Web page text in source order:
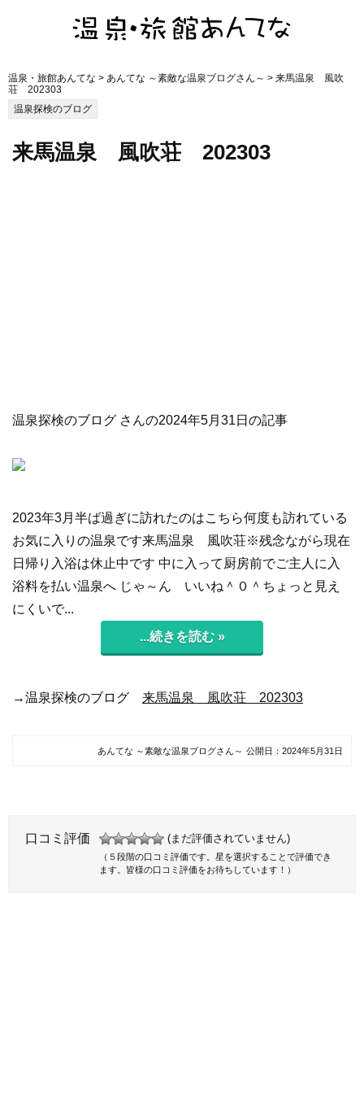
温泉・旅館あんてな > あんてな ～素敵な温泉ブログさん～ > 来馬温泉 風吹
荘 202303
温泉探検のブログ
来馬温泉 風吹荘 202303
温泉探検のブログ さんの2024年5月31日の記事
2023年3月半ば過ぎに訪れたのはこちら何度も訪れている
お気に入りの温泉です来馬温泉 風吹荘※残念ながら現在
日帰り入浴は休止中です 中に入って厨房前でご主人に入
浴料を払い温泉へ じゃ～ん いいね＾０＾ちょっと見え
にくいで...
...続きを読む »
→温泉探検のブログ 来馬温泉 風吹荘 202303
あんてな ～素敵な温泉ブログさん～ 公開日： 2024年5月31日
口コミ評価 (まだ評価されていません)
（５段階の口コミ評価です。星を選択することで評価でき
ます。皆様の口コミ評価をお待ちしています！）